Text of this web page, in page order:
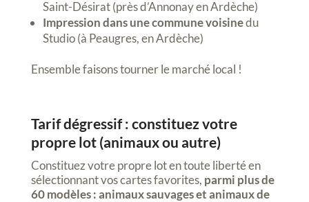
Saint-Désirat (près d’Annonay en Ardèche)
Impression dans une commune voisinedu
Studio (à Peaugres, en Ardèche)
Ensemble faisons tourner le marché local !
Tarif dégressif : constituez votre
propre lot (animaux ou autre)
Constituez votre propre lot en toute liberté en
sélectionnant vos cartes favorites, parmi plus de
60 modèles :animaux sauvages et animaux de